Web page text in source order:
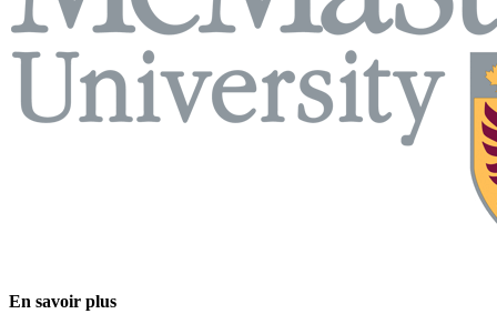
En savoir plus